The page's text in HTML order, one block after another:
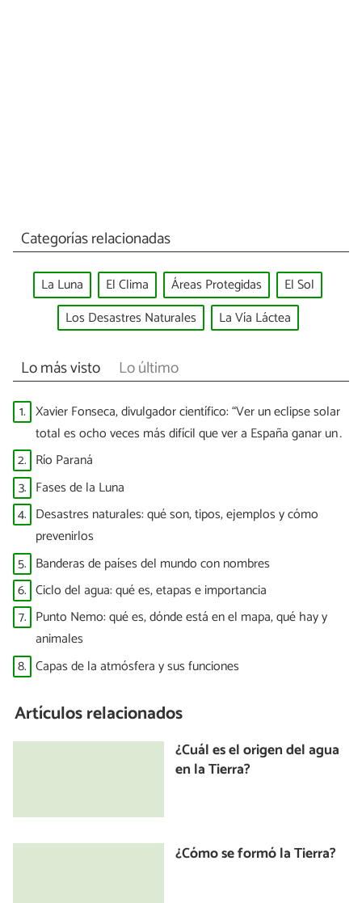
Categorías relacionadas
La Luna El Clima Áreas Protegidas
El Sol
Los Desastres Naturales
La Vía Láctea
Lo más visto Lo último
1. Xavier Fonseca, divulgador científico: “Ver un eclipse solar
total es ocho veces más difícil que ver a España ganar un
Mundial”
2. Río Paraná
3. Fases de la Luna
4. Desastres naturales: qué son, tipos, ejemplos y cómo
prevenirlos
5. Banderas de países del mundo con nombres
6. Ciclo del agua: qué es, etapas e importancia
7. Punto Nemo: qué es, dónde está en el mapa, qué hay y
animales
8. Capas de la atmósfera y sus funciones
Artículos relacionados
¿Cuál es el origen del agua
en la Tierra?
¿Cómo se formó la Tierra?